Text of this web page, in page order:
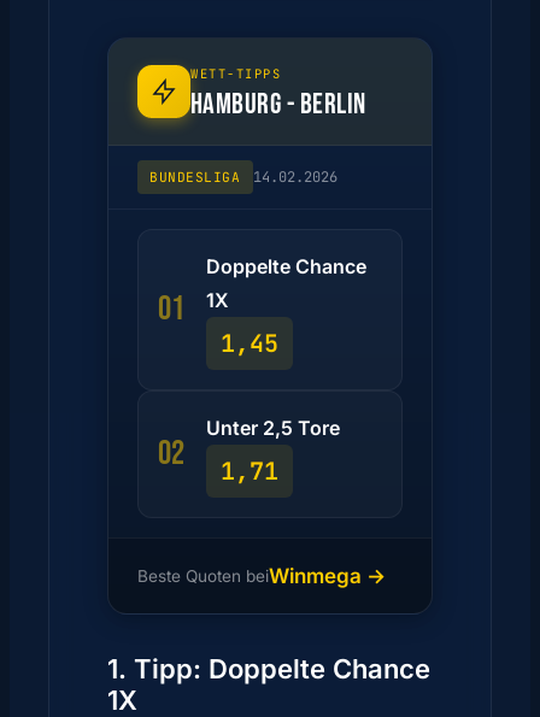
WETT-TIPPS
HAMBURG - BERLIN
BUNDESLIGA 14.02.2026
01
Doppelte Chance
1X
1,45
02
Unter 2,5 Tore
1,71
Beste Quoten beiWinmega →
1. Tipp: Doppelte Chance
1X